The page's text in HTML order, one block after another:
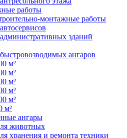
работы
монтажные работы
зданий
ангаров
м²
м²
м²
м²
м²
м²
ангары
животных
хранения и ремонта техники